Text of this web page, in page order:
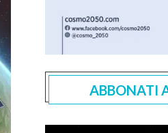
ABBONATI